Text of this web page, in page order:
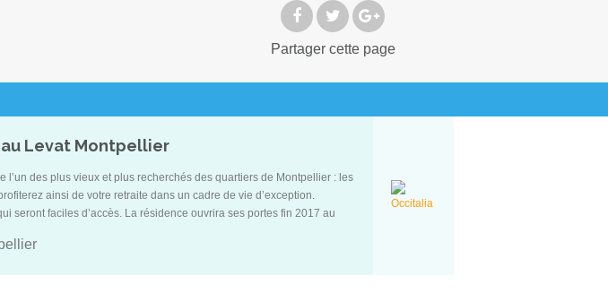
Partager cette page
Levat Montpellier
l’un des plus vieux et plus recherchés des quartiers de Montpellier : les
ainsi de votre retraite dans un cadre de vie d’exception.
seront faciles d’accès. La résidence ouvrira ses portes fin 2017 au